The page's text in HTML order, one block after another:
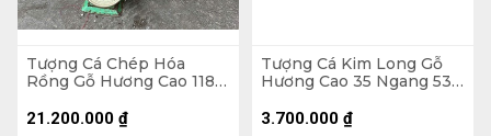
Tượng Cá Chép Hóa
Rồng Gỗ Hương Cao 118
21.200.000 ₫
Tượng Cá Kim Long Gỗ
Hương Cao 35 Ngang 53
3.700.000 ₫